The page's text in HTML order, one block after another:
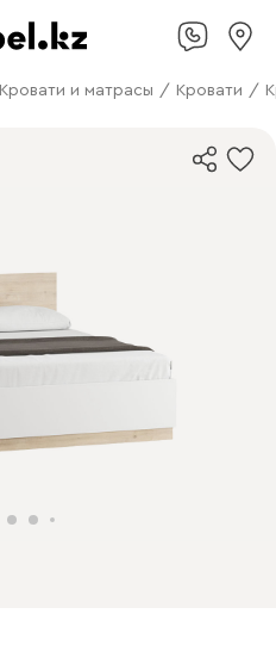
Кровати и матрасы / Кровати /